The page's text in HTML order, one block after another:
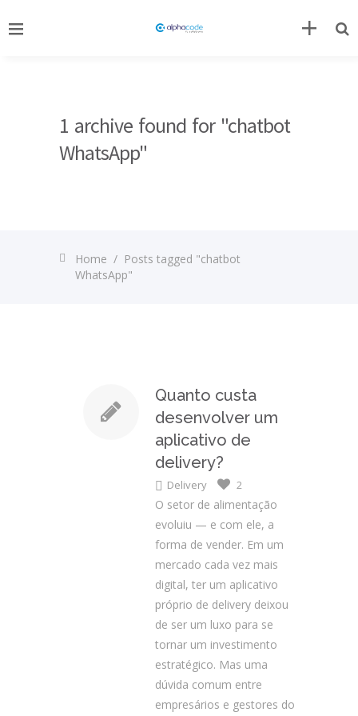
1 archive found for "chatbot
WhatsApp"
Home / Posts tagged "chatbot
WhatsApp"
Quanto custa
desenvolver um
aplicativo de
delivery?
Delivery 2
O setor de alimentação
evoluiu — e com ele, a
forma de vender. Em um
mercado cada vez mais
digital, ter um aplicativo
próprio de delivery deixou
de ser um luxo para se
tornar um investimento
estratégico. Mas uma
dúvida comum entre
empresários e gestores do